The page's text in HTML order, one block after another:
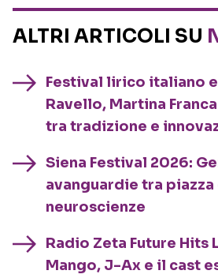
ALTRI ARTICOLI SU
Festival lirico italiano
Ravello, Martina
tra tradizione e
Siena Festival 2026:
avanguardie tra
neuroscienze
Radio Zeta Future Hits
Mango, J-Ax e il cast